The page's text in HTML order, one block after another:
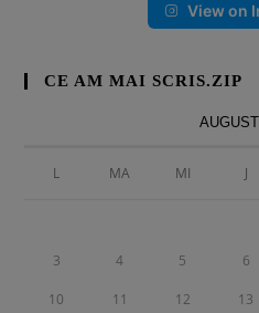
View on
CE AM MAI SCRIS.ZIP
L MA MI J
3 4 5 6
10 11 12 13